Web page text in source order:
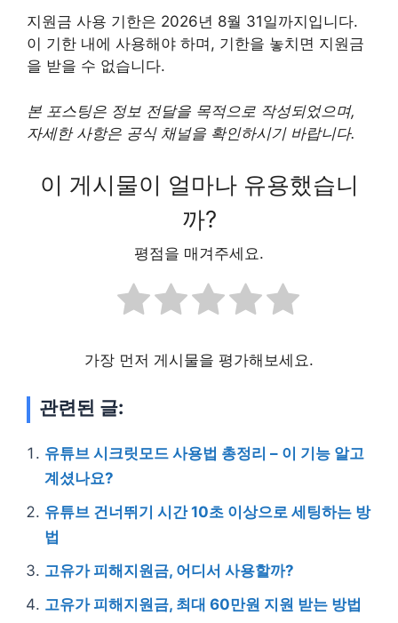
지원금 사용 기한은 2026년 8월 31일까지입니다.
이 기한 내에 사용해야 하며, 기한을 놓치면 지원금
을 받을 수 없습니다.
본 포스팅은 정보 전달을 목적으로 작성되었으며,
자세한 사항은 공식 채널을 확인하시기 바랍니다.
이 게시물이 얼마나 유용했습니
까?
평점을 매겨주세요.
가장 먼저 게시물을 평가해보세요.
관련된 글:
유튜브 시크릿모드 사용법 총정리 – 이 기능 알고
계셨나요?
유튜브 건너뛰기 시간 10초 이상으로 세팅하는 방
법
고유가 피해지원금, 어디서 사용할까?
고유가 피해지원금, 최대 60만원 지원 받는 방법